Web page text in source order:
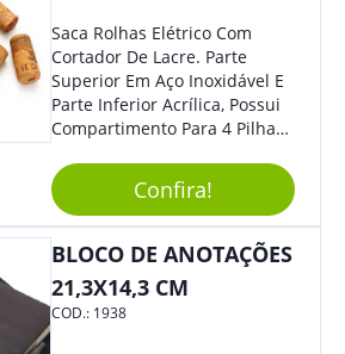
Saca Rolhas Elétrico Com
Cortador De Lacre. Parte
Superior Em Aço Inoxidável E
Parte Inferior Acrílica, Possui
Compartimento Para 4 Pilhas
Acompanha Pilhas) – Contém
Desenho Indicativo De
Abertura E Fechamento Da
Tampa; Botões Para Extração
E Remoção De Rolhas E Parte
Inferior Com Anel Cortador De
Lacre (Removível).
Confira!
BLOCO DE ANOTAÇÕES
21,3X14,3 CM
COD.: 1938